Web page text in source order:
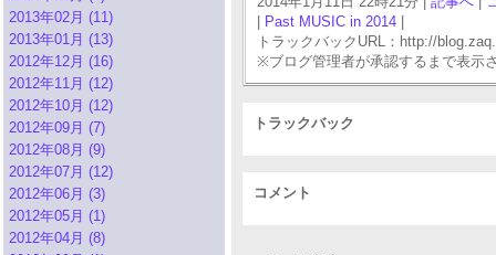
2013年02月 (11)
2013年01月 (13)
2012年12月 (16)
2012年11月 (12)
2012年10月 (12)
2012年09月 (7)
2012年08月 (9)
2012年07月 (12)
2012年06月 (3)
2012年05月 (1)
2012年04月 (8)
Past MUSIC in 2014
トラックバックURL：http://
※ブログ管理者が承認するまで表示
トラックバック
コメント